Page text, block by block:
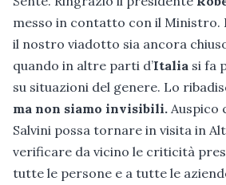
messo in contatto con il Ministro.
il nostro viadotto sia ancora
quando in altre parti d’Italia si fa
su situazioni del genere. Lo
ma non siamo invisibili. Auspico
Salvini possa tornare in visita in
verificare da vicino le criticità
tutte le persone e a tutte le